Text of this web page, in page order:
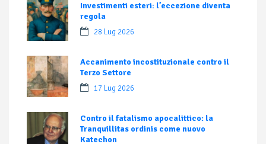
Investimenti esteri: l’eccezione diventa
regola
28 Lug 2026
Accanimento incostituzionale contro il
Terzo Settore
17 Lug 2026
Contro il fatalismo apocalittico: la
Tranquillitas ordinis come nuovo
Katechon